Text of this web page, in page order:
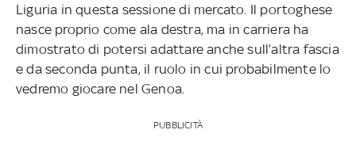
Liguria in questa sessione di mercato. Il portoghese
nasce proprio come ala destra, ma in carriera ha
dimostrato di potersi adattare anche sull’altra fascia
e da seconda punta, il ruolo in cui probabilmente lo
vedremo giocare nel Genoa.
PUBBLICITÀ